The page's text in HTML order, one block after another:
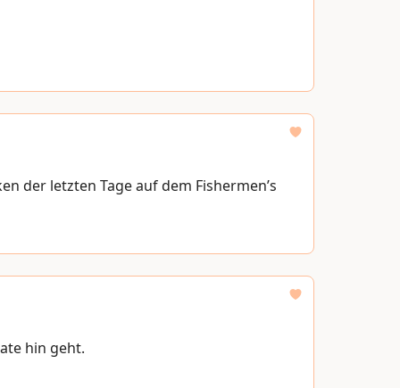
der letzten Tage auf dem Fishermen’s
hin geht.